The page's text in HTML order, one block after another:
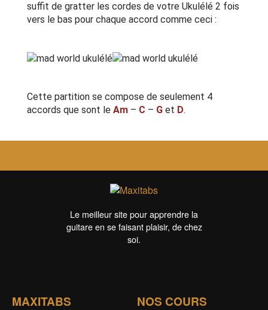
suffit de gratter les cordes de votre Ukulélé 2 fois
vers le bas pour chaque accord comme ceci :
Cette partition se compose de seulement 4
accords que sont le Am – C – G et D.
Le meilleur site pour apprendre la
guitare en se faisant plaisir, de chez
soi.
MAXITABS NOS COURS